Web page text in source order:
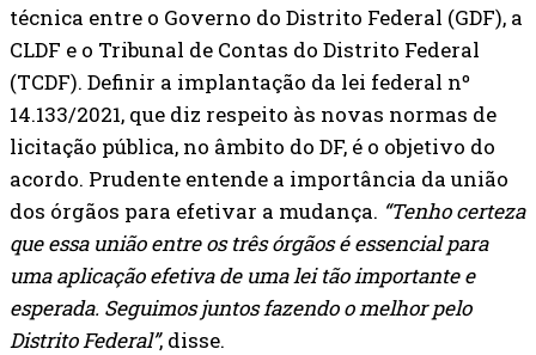
técnica entre o Governo do Distrito Federal (GDF), a
CLDF e o Tribunal de Contas do Distrito Federal
(TCDF). Definir a implantação da lei federal nº
14.133/2021, que diz respeito às novas normas de
licitação pública, no âmbito do DF, é o objetivo do
acordo. Prudente entende a importância da união
dos órgãos para efetivar a mudança. “Tenho certeza
que essa união entre os três órgãos é essencial para
uma aplicação efetiva de uma lei tão importante e
esperada. Seguimos juntos fazendo o melhor pelo
Distrito Federal”, disse.